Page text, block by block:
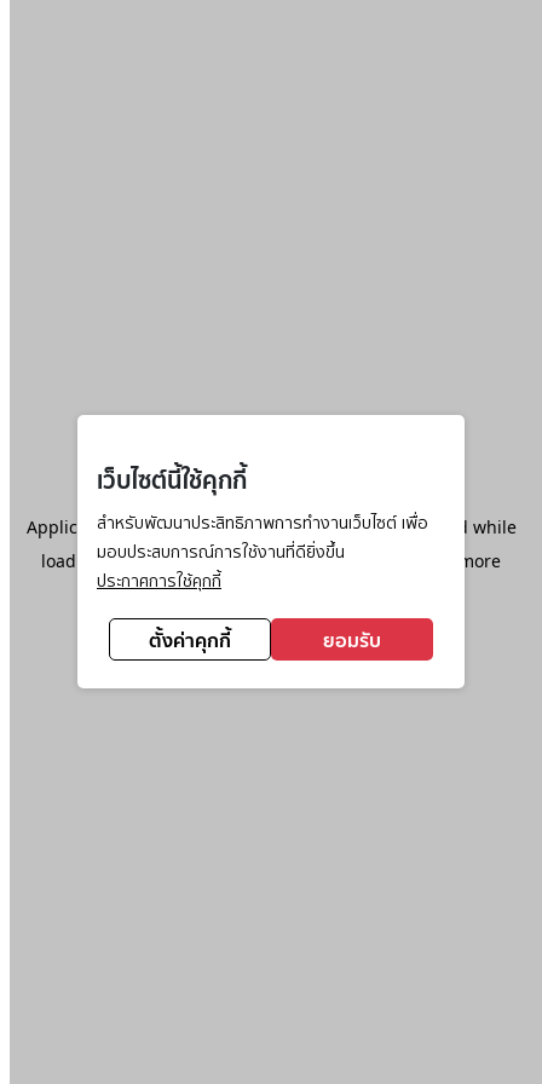
เว็บไซต์นี้ใช้คุกกี้
สำหรับพัฒนาประสิทธิภาพการทำงานเว็บไซต์ เพื่อ
มอบประสบการณ์การใช้งานที่ดียิ่งขึ้น
ประกาศการใช้คุกกี้
ตั้งค่าคุกกี้ ยอมรับ
Application error: aclient-side exception has occurred while
loadingwww.ktc.co.th(see the browser console
for more
information).